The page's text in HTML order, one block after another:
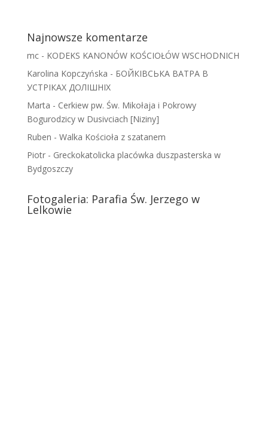
Najnowsze komentarze
mc- KODEKS KANONÓW KOŚCIOŁÓW WSCHODNICH
Karolina Kopczyńska - БОЙКІВСЬКА ВАТРА В
УСТРІКАХ ДОЛІШНІХ
Marta - Cerkiew pw. Św. Mikołaja i Pokrowy
Bogurodzicy w Dusivciach [Niziny]
Ruben - Walka Kościoła z szatanem
Piotr- Greckokatolicka placówka duszpasterska w
Bydgoszczy
Fotogaleria: Parafia Św. Jerzego w
Lelkowie